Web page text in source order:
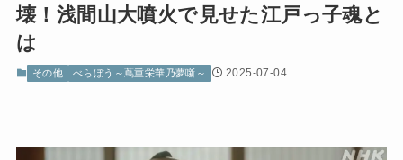
壊！浅間山大噴火で見せた江戸っ子魂と
は
その他 べらぼう～蔦重栄華乃夢噺～ 2025-07-04